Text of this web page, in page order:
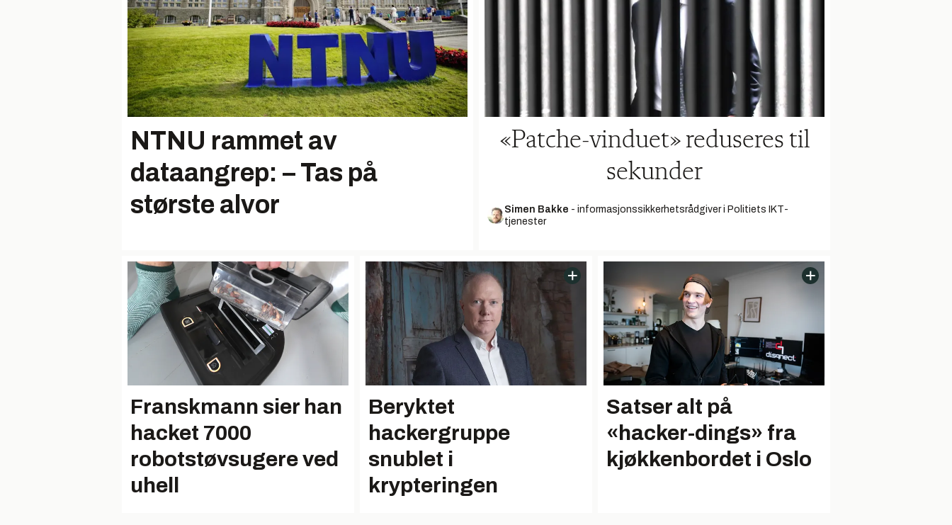
NTNU rammet av
dataangrep: – Tas på
største alvor
«Patche-vinduet» reduseres til
sekunder
Simen Bakke - informasjonssikkerhetsrådgiver i Politiets IKT-
tjenester
Franskmann sier han
hacket 7000
robotstøvsugere ved
uhell
Beryktet
hackergruppe
snublet i
krypteringen
Satser alt på
«hacker-dings» fra
kjøkkenbordet i Oslo